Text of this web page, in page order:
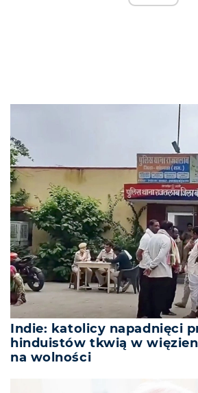
Indie: katolicy napadnięci
hinduistów tkwią w
na wolności